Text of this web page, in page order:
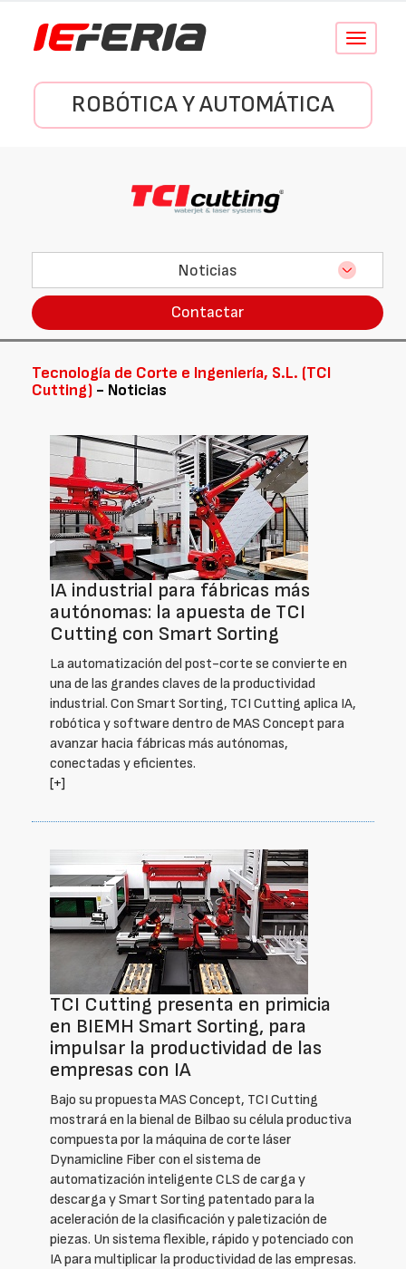
Conmutar
ROBÓTICA Y AUTOMÁTICA
Noticias
Contactar
Tecnología de Corte e Ingeniería, S.L. (TCI
Cutting) - Noticias
IA industrial para fábricas más
autónomas: la apuesta de TCI
Cutting con Smart Sorting
La automatización del post-corte se convierte en
una de las grandes claves de la productividad
industrial. Con Smart Sorting, TCI Cutting aplica IA,
robótica y software dentro de MAS Concept para
avanzar hacia fábricas más autónomas,
conectadas y eficientes.
[+]
TCI Cutting presenta en primicia
en BIEMH Smart Sorting, para
impulsar la productividad de las
empresas con IA
Bajo su propuesta MAS Concept, TCI Cutting
mostrará en la bienal de Bilbao su célula productiva
compuesta por la máquina de corte láser
Dynamicline Fiber con el sistema de
automatización inteligente CLS de carga y
descarga y Smart Sorting patentado para la
aceleración de la clasificación y paletización de
piezas. Un sistema flexible, rápido y potenciado con
IA para multiplicar la productividad de las empresas.